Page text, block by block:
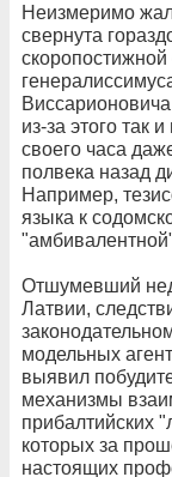
Неизмеримо
свернута
из-за этого так
своего часа
полвека назад
Например,
языка к
Отшумевший
Латвии,
модельных
выявил
механизмы
прибалтийских
которых за
настоящих